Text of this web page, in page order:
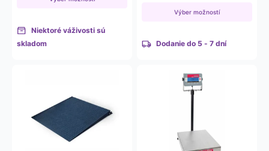
Niektoré váživosti sú
skladom
5 252 €
Výber možností
Dodanie do 5 - 7 dní
viacero
variantov.